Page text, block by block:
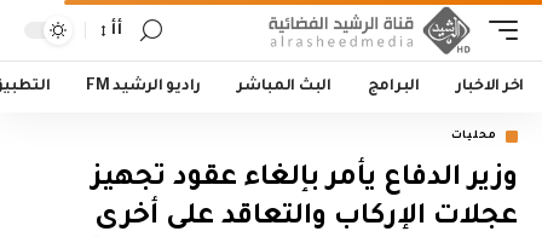
أأ
اخر الاخبار البرامج البث المباشر راديو الرشيد FM
محليات
وزير الدفاع يأمر بإلغاء عقود تجهيز
عجلات الإركاب والتعاقد على أخرى